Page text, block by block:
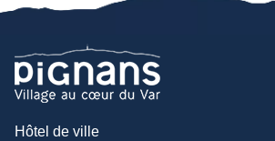
Hôtel de ville